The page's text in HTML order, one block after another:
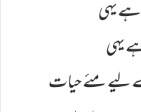
یہی
یہی
لیے مئے حیات